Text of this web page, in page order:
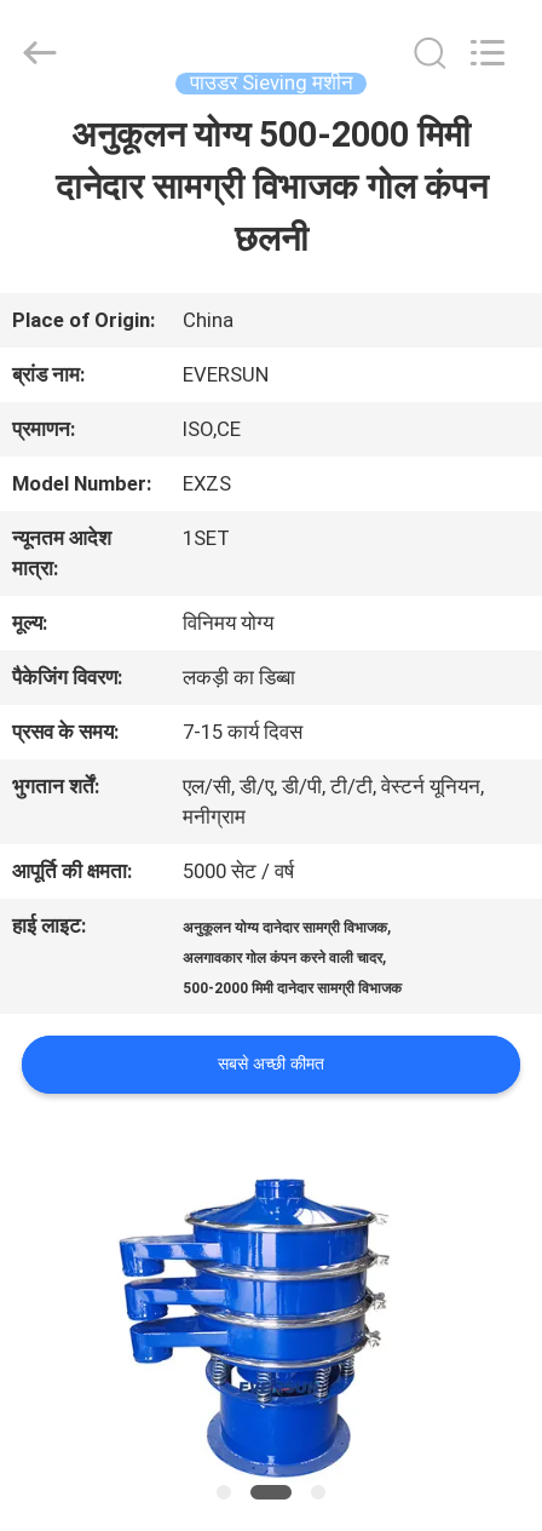
वीआर
दिखाएँ
हमारे
बारे
में
कारखाना
भ्रमण
गुणवत्ता
संपर्क
एक
(Henan)
पाउडर Sieving मशीन
अनुकूलन योग्य 500-2000 मिमी
दानेदार सामग्री विभाजक गोल कंपन
छलनी
Place of Origin: China
ब्रांड नाम: EVERSUN
प्रमाणन: ISO,CE
Model Number: EXZS
न्यूनतम आदेश
मात्रा:
1SET
मूल्य: विनिमय योग्य
पैकेजिंग विवरण: लकड़ी का डिब्बा
प्रसव के समय: 7-15 कार्य दिवस
भुगतान शर्तें:
एल/सी, डी/ए, डी/पी, टी/टी, वेस्टर्न यूनियन,
मनीग्राम
आपूर्ति की क्षमता: 5000 सेट / वर्ष
हाई लाइट: अनुकूलन योग्य दानेदार सामग्री विभाजक,
अलगावकार गोल कंपन करने वाली चादर,
500-2000 मिमी दानेदार सामग्री विभाजक
सबसे अच्छी कीमत